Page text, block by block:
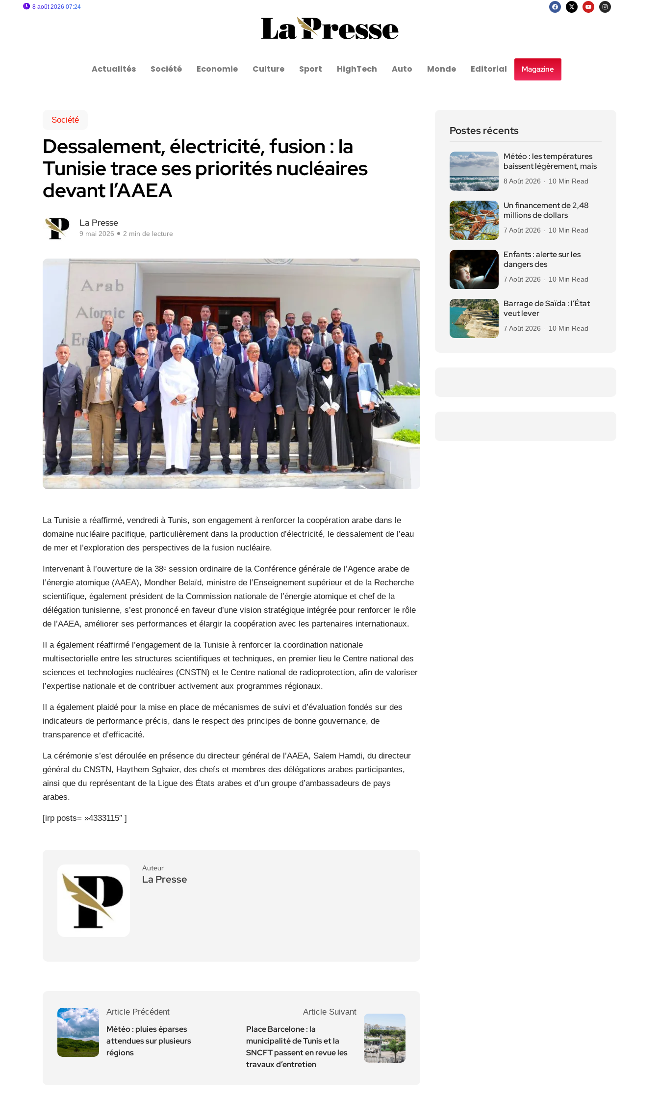
8 août 2026 07:24
Actualités Société Economie Culture Sport HighTech Auto Monde Editorial Magazine
Société
Dessalement, électricité, fusion : la
Tunisie trace ses priorités nucléaires
devant l’AAEA
La Presse
9 mai 2026 2 min de lecture
La Tunisie a réaffirmé, vendredi à Tunis, son engagement à renforcer la coopération arabe dans le
domaine nucléaire pacifique, particulièrement dans la production d’électricité, le dessalement de l’eau
de mer et l’exploration des perspectives de la fusion nucléaire.
Intervenant à l’ouverture de la 38ᵉ session ordinaire de la Conférence générale de l’Agence arabe de
l’énergie atomique (AAEA), Mondher Belaïd, ministre de l’Enseignement supérieur et de la Recherche
scientifique, également président de la Commission nationale de l’énergie atomique et chef de la
délégation tunisienne, s’est prononcé en faveur d’une vision stratégique intégrée pour renforcer le rôle
de l’AAEA, améliorer ses performances et élargir la coopération avec les partenaires internationaux.
Il a également réaffirmé l’engagement de la Tunisie à renforcer la coordination nationale
multisectorielle entre les structures scientifiques et techniques, en premier lieu le Centre national des
sciences et technologies nucléaires (CNSTN) et le Centre national de radioprotection, afin de valoriser
l’expertise nationale et de contribuer activement aux programmes régionaux.
Il a également plaidé pour la mise en place de mécanismes de suivi et d’évaluation fondés sur des
indicateurs de performance précis, dans le respect des principes de bonne gouvernance, de
transparence et d’efficacité.
La cérémonie s’est déroulée en présence du directeur général de l’AAEA, Salem Hamdi, du directeur
général du CNSTN, Haythem Sghaier, des chefs et membres des délégations arabes participantes,
ainsi que du représentant de la Ligue des États arabes et d’un groupe d’ambassadeurs de pays
arabes.
[irp posts= »4333115″ ]
Auteur
La Presse
Article Précédent
Météo : pluies éparses
attendues sur plusieurs
régions
Article Suivant
Place Barcelone : la
municipalité de Tunis et la
SNCFT passent en revue les
travaux d’entretien
Postes récents
Météo : les températures
baissent légèrement, mais
8 Août 2026 10 Min Read
Un financement de 2,48
millions de dollars
7 Août 2026 10 Min Read
Enfants : alerte sur les
dangers des
7 Août 2026 10 Min Read
Barrage de Saïda : l’État
veut lever
7 Août 2026 10 Min Read